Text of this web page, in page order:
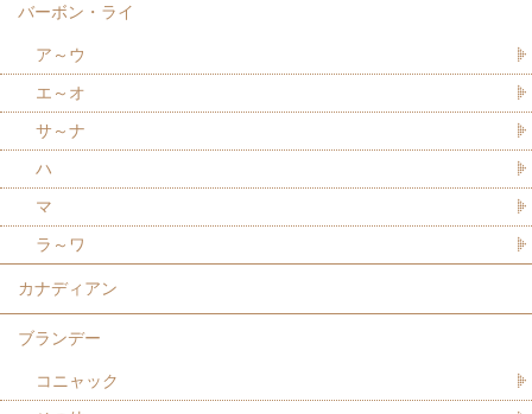
バーボン・ライ
ア～ウ
エ～オ
サ～ナ
ハ
マ
ラ～ワ
カナディアン
ブランデー
コニャック